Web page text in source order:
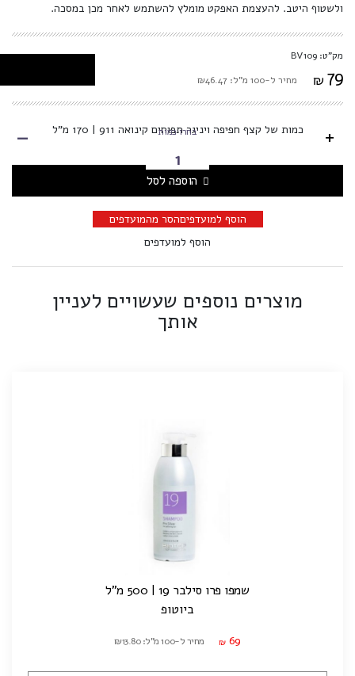
ולשטוף היטב. להעצמת האפקט מומלץ להשתמש לאחר מכן במסכה.
מק"ט: BV109
₪ 79 מחיר ל-100 מ"ל: ₪46.47
+ כמות של קצף חפיפה ויניגר תפוחים קינואה 911 | 170 מ"ל
בחרו כמות -
הוספה לסל
הוסף למועדפיםהסר מהמועדפים
הוסף למועדפים
מוצרים נוספים שעשויים לעניין
אותך
שמפו פרו סילבר 19 | 500 מ"ל
ביוטופ
₪ 69 מחיר ל-100 מ"ל: ₪13.80